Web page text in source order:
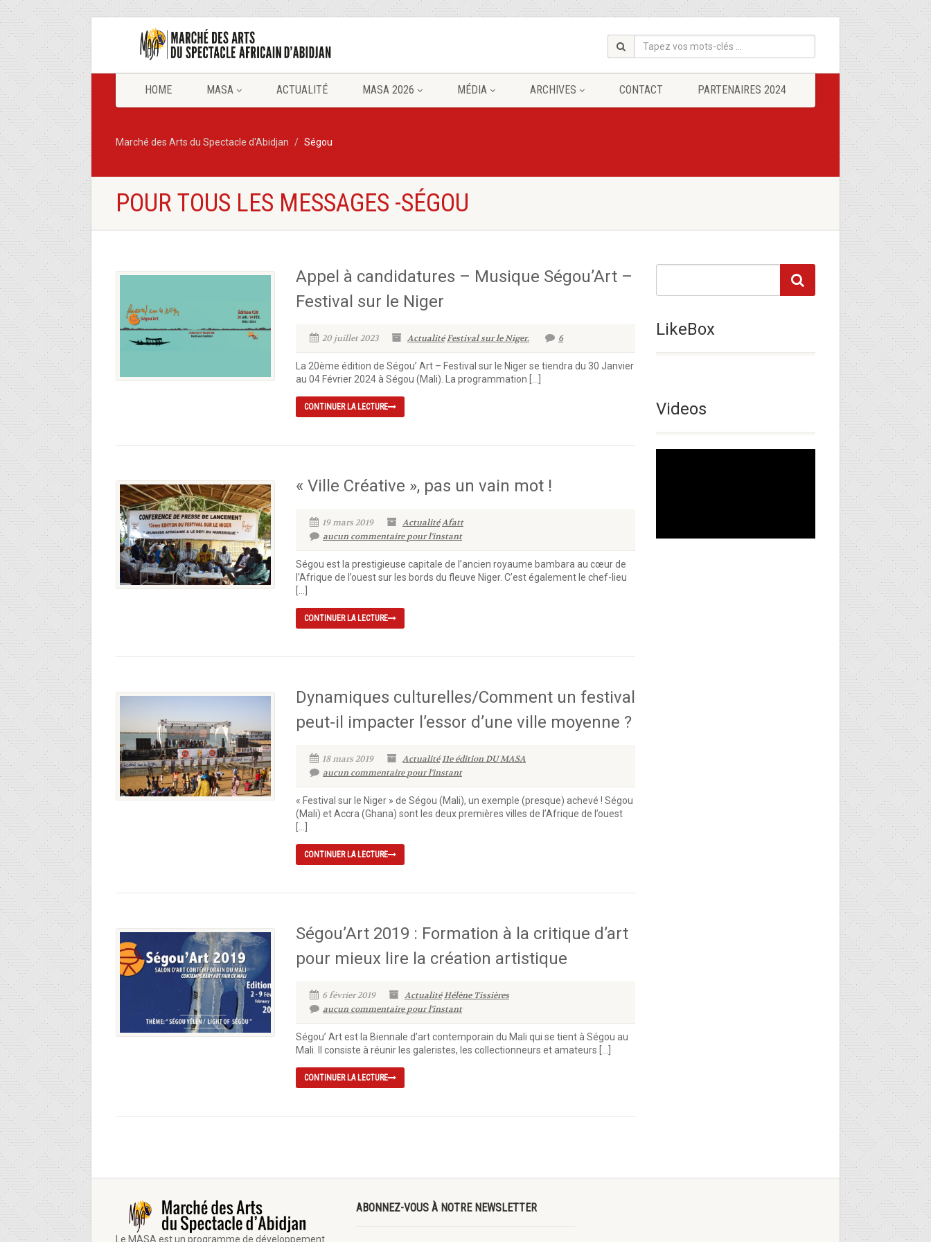
HOME MASA ACTUALITÉ MASA 2026 MÉDIA ARCHIVES CONTACT PARTENAIRES 2024
Marché des Arts du Spectacle d'Abidjan Ségou
POUR TOUS LES MESSAGES -SÉGOU
Appel à candidatures – Musique Ségou’Art –
Festival sur le Niger
20 juillet 2023 ActualitéFestival sur le Niger. 6
La 20ème édition de Ségou’ Art – Festival sur le Niger se tiendra du 30 Janvier
au 04 Février 2024 à Ségou (Mali). La programmation […]
CONTINUER LA LECTURE
« Ville Créative », pas un vain mot !
19 mars 2019 ActualitéAfatt
aucun commentaire pour l'instant
Ségou est la prestigieuse capitale de l’ancien royaume bambara au cœur de
l’Afrique de l’ouest sur les bords du fleuve Niger. C’est également le chef-lieu
CONTINUER LA LECTURE
Dynamiques culturelles/Comment un festival
peut-il impacter l’essor d’une ville moyenne ?
18 mars 2019 Actualité11e édition DU MASA
aucun commentaire pour l'instant
« Festival sur le Niger » de Ségou (Mali), un exemple (presque) achevé ! Ségou
(Mali) et Accra (Ghana) sont les deux premières villes de l’Afrique de l’ouest
CONTINUER LA LECTURE
Ségou’Art 2019 : Formation à la critique d’art
pour mieux lire la création artistique
6 février 2019 ActualitéHélène Tissières
aucun commentaire pour l'instant
Ségou’ Art est la Biennale d’art contemporain du Mali qui se tient à Ségou au
Mali. Il consiste à réunir les galeristes, les collectionneurs et amateurs […]
CONTINUER LA LECTURE
LikeBox
Videos
Le MASA est un programme de développement
ABONNEZ-VOUS À NOTRE NEWSLETTER